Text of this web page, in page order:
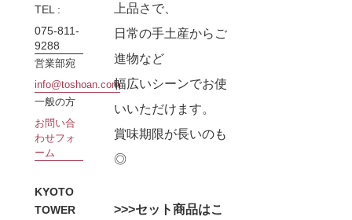
TEL :
075-811-
9288
営業部宛
info@toshoan.com
一般の方
お問い合
わせフォ
ーム
KYOTO
TOWER
上品さで、
日常の手土産からご
進物など
幅広いシーンでお使
いいただけます。
賞味期限が長いのも
◎
>>>セット商品はこ